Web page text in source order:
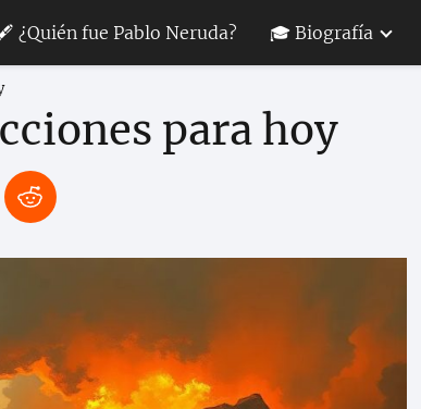
¿Quién fue Pablo Neruda? 🎓 Biografía
para hoy